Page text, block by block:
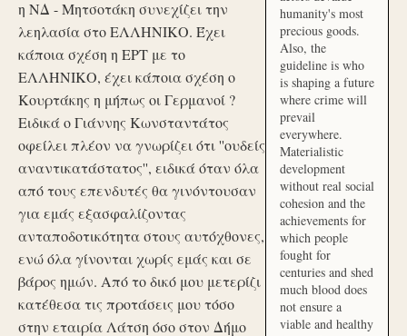
η ΝΔ - Μητσοτάκη συνεχίζει την
λεηλασία στο ΕΛΛΗΝΙΚΟ. Έχει
κάποια σχέση η ΕΡΤ με το
ΕΛΛΗΝΙΚΟ, έχει κάποια σχέση ο
Κουρτάκης η μήπως οι Γερμανοί ?
Ειδικά ο Γιάννης Κωνσταντάτος
οφείλει πλέον να γνωρίζει ότι ''ουδείς
αναντικατάστατος'', ειδικά όταν όλα
από τους επενδυτές θα γινόντουσαν
για εμάς εξασφαλίζοντας
ανταποδοτικότητα στους αυτόχθονες,
ενώ όλα γίνονται χωρίς εμάς και σε
βάρος ημών. Από το δικό μου μετερίζι
κατέθεσα τις προτάσεις μου τόσο
στην εταιρία Λάτση όσο στον Δήμο
humanity's most
precious goods.
Also, the
guideline is who
is shaping a future
where crime will
prevail
everywhere.
Materialistic
development
without real social
cohesion and the
achievements for
which people
fought for
centuries and shed
much blood does
not ensure a
viable and healthy